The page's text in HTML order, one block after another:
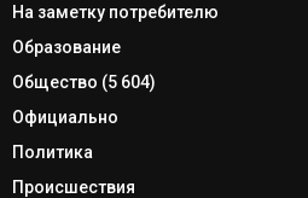
На заметку потребителю
Образование
Общество (5 604)
Официально
Политика
Происшествия